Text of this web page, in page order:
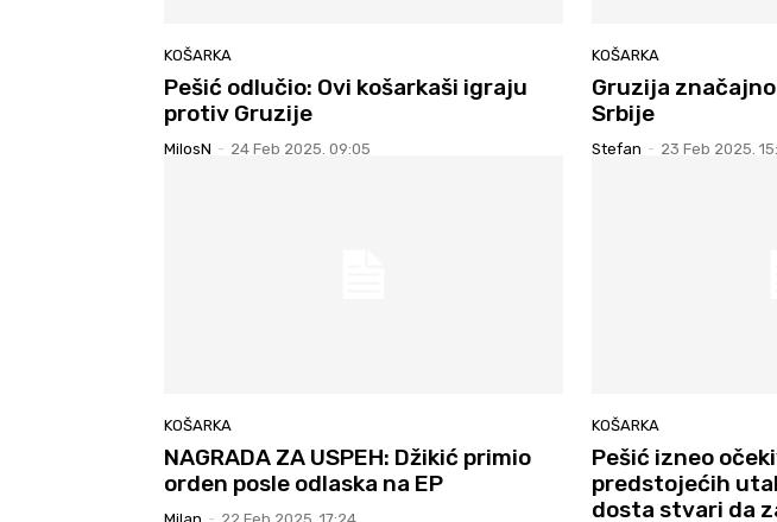
KOŠARKA
Pešić odlučio: Ovi košarkaši igraju
protiv Gruzije
MilosN - 24 Feb 2025. 09:05
KOŠARKA
Gruzija
Srbije
Stefan - 23 Feb 2025.
KOŠARKA
NAGRADA ZA USPEH: Džikić primio
orden posle odlaska na EP
KOŠARKA
Pešić izneo
predstojećih
dosta stvari da